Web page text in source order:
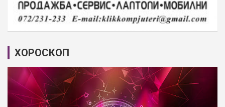
ХОРОСКОП